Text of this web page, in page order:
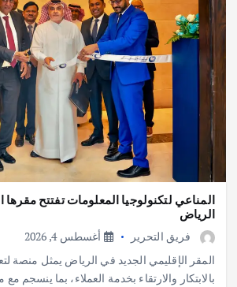
المناعي لتكنولوجيا المعلومات تفتتح مقرها
الرياض
فريق التحرير
أغسطس 4, 2026
المقر الإقليمي الجديد في الرياض يمثل منصة
بالابتكار والارتقاء بخدمة العملاء، بما ينسجم